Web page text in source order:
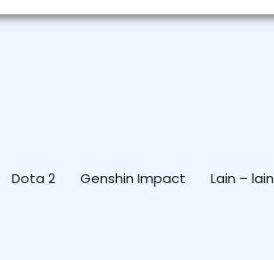
Dota 2 Genshin Impact Lain – lain